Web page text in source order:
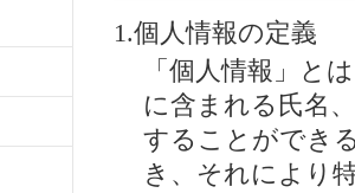
1.個人情報の定義
「個人情報」と
に含まれる氏名
することができ
き、それにより